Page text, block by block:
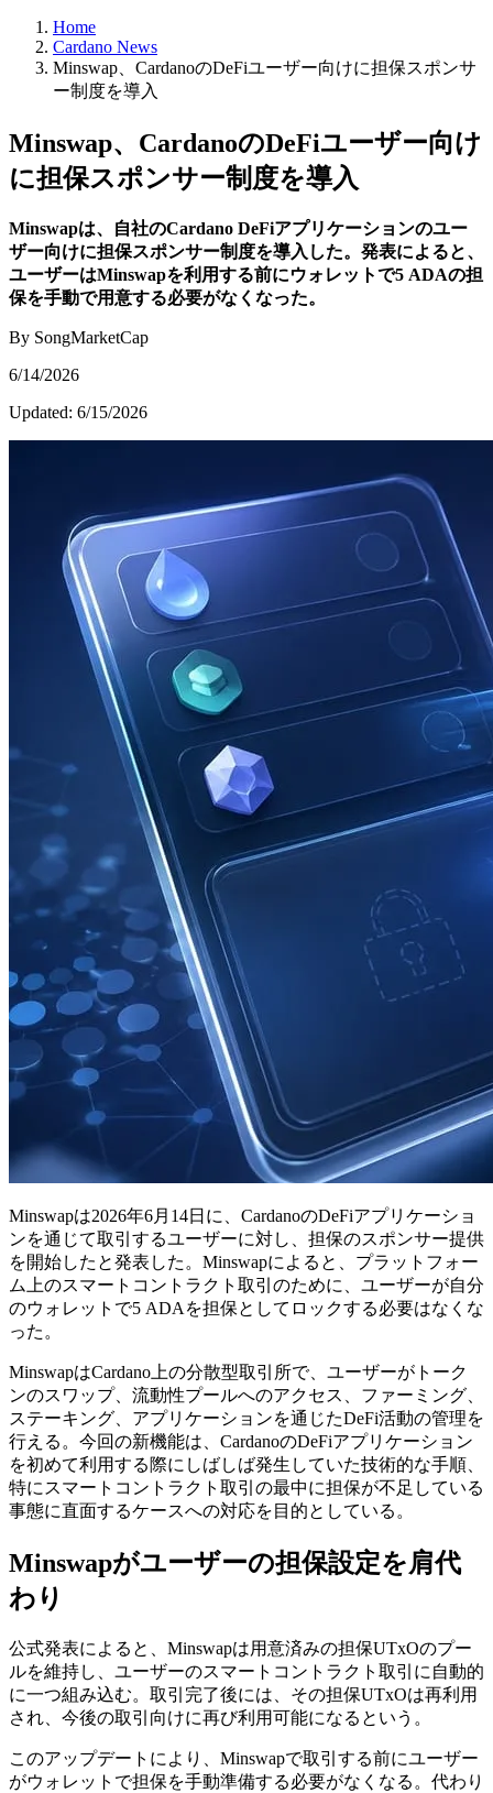
Home
Cardano News
Minswap、CardanoのDeFiユーザー向けに担保スポンサ
ー制度を導入
Minswap、CardanoのDeFiユーザー向け
に担保スポンサー制度を導入
Minswapは、自社のCardano DeFiアプリケーションのユー
ザー向けに担保スポンサー制度を導入した。発表によると、
ユーザーはMinswapを利用する前にウォレットで5 ADAの担
保を手動で用意する必要がなくなった。
By SongMarketCap
6/14/2026
Updated: 6/15/2026
Minswapは2026年6月14日に、CardanoのDeFiアプリケーショ
ンを通じて取引するユーザーに対し、担保のスポンサー提供
を開始したと発表した。Minswapによると、プラットフォー
ム上のスマートコントラクト取引のために、ユーザーが自分
のウォレットで5 ADAを担保としてロックする必要はなくな
った。
MinswapはCardano上の分散型取引所で、ユーザーがトーク
ンのスワップ、流動性プールへのアクセス、ファーミング、
ステーキング、アプリケーションを通じたDeFi活動の管理を
行える。今回の新機能は、CardanoのDeFiアプリケーション
を初めて利用する際にしばしば発生していた技術的な手順、
特にスマートコントラクト取引の最中に担保が不足している
事態に直面するケースへの対応を目的としている。
Minswapがユーザーの担保設定を肩代
わり
公式発表によると、Minswapは用意済みの担保UTxOのプー
ルを維持し、ユーザーのスマートコントラクト取引に自動的
に一つ組み込む。取引完了後には、その担保UTxOは再利用
され、今後の取引向けに再び利用可能になるという。
このアップデートにより、Minswapで取引する前にユーザー
がウォレットで担保を手動準備する必要がなくなる。代わり